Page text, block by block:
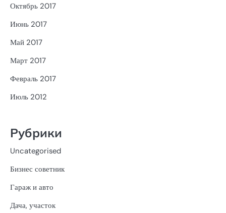
Октябрь 2017
Июнь 2017
Май 2017
Март 2017
Февраль 2017
Июль 2012
Рубрики
Uncategorised
Бизнес советник
Гараж и авто
Дача, участок